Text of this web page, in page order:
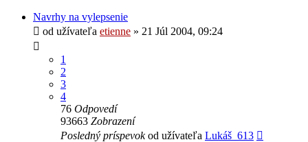
Navrhy na vylepsenie
od užívateľa etienne » 21 Júl 2004, 09:24
1
2
3
4
76 Odpovedí
93663 Zobrazení
Posledný príspevokod užívateľa Lukáš_613